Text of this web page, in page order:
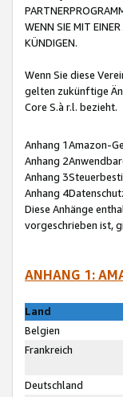
WENN SIE MIT
KÜNDIGEN.
Wenn Sie diese
gelten zukünftige
Core S.à r.l. bezieht.
Anhang 1Amazon-
Anhang
Anhang
Anhang
Diese Anhänge
vorgeschrieben ist,
ANHANG 1:
Land
Belgien
Frankreich
Deutschland